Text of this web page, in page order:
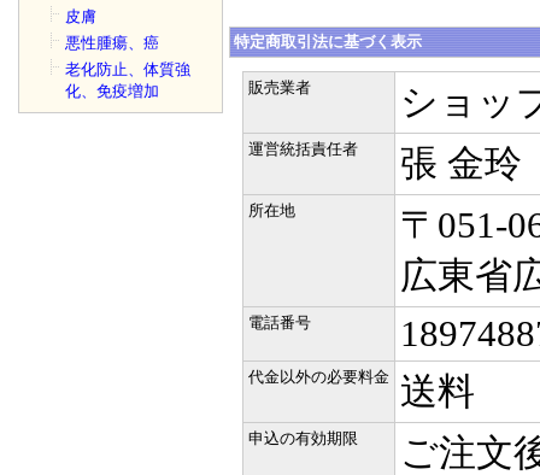
皮膚
悪性腫瘍、癌
老化防止、体質強
化、免疫増加
特定商取引法に基づく表示
販売業者 ショッ
運営統括責任者 張 金玲
所在地
〒051-
広東省
電話番号
代金以外の必要料金 送料
申込の有効期限 ご注文